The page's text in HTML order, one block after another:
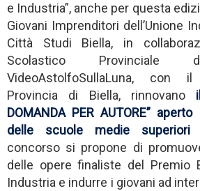
e Industria”, anche per questa
Giovani Imprenditori dell’Unione
Città Studi Biella, in
Scolastico
VideoAstolfoSullaLuna, con
Provincia di Biella, rinnovano
DOMANDA PER AUTORE”
delle scuole medie superiori
concorso si propone di
delle opere finaliste del Premio
Industria e indurre i giovani ad